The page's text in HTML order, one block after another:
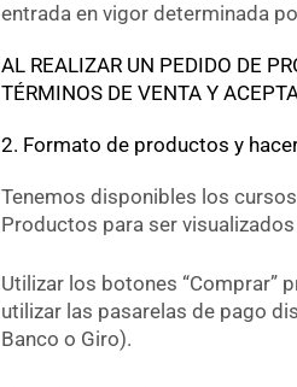
entrada en vigor determinada
AL REALIZAR UN PEDIDO DE
TÉRMINOS DE VENTA Y
2. Formato de productos y
Tenemos disponibles los
Productos para ser
Utilizar los botones “Comprar”
utilizar las pasarelas de pago
Banco o Giro).